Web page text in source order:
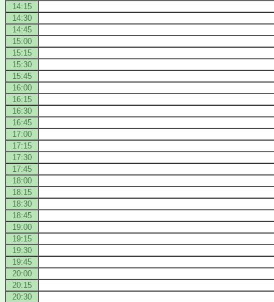
14:15
14:30
14:45
15:00
15:15
15:30
15:45
16:00
16:15
16:30
16:45
17:00
17:15
17:30
17:45
18:00
18:15
18:30
18:45
19:00
19:15
19:30
19:45
20:00
20:15
20:30